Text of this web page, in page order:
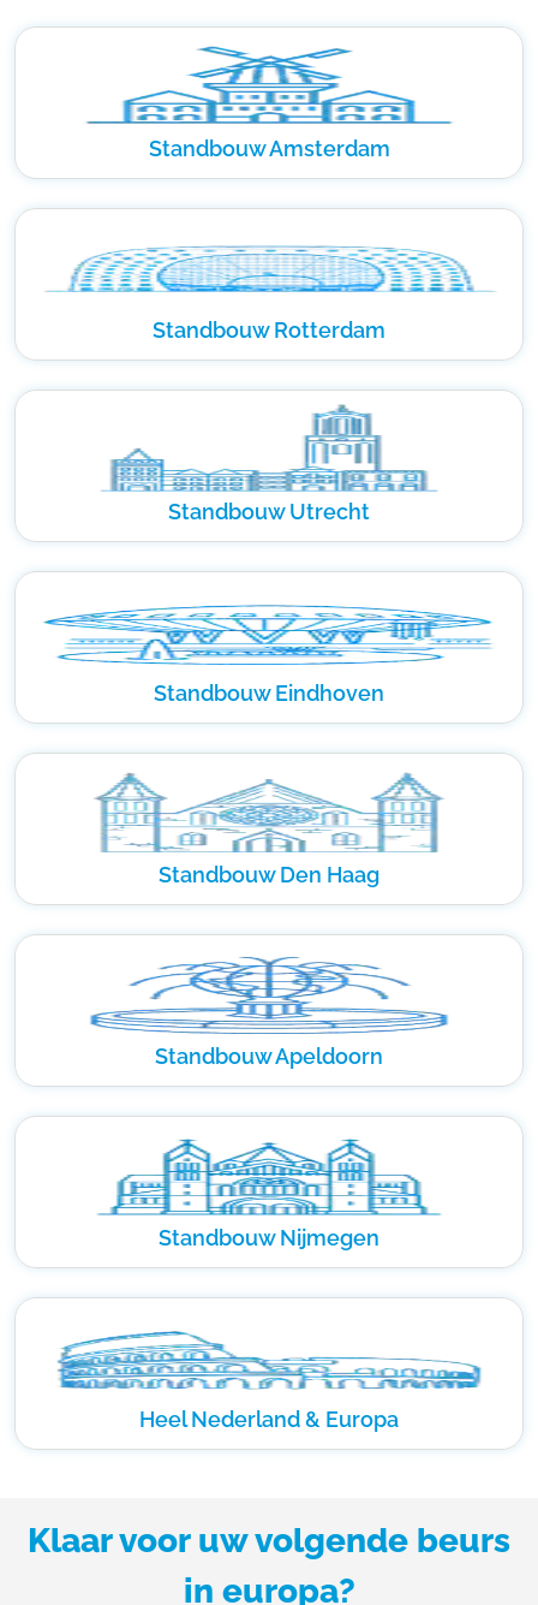
Standbouw Amsterdam
Standbouw Rotterdam
Standbouw Utrecht
Standbouw Eindhoven
Standbouw Den Haag
Standbouw Apeldoorn
Standbouw Nijmegen
Heel Nederland & Europa
Klaar voor uw volgende beurs
in europa?